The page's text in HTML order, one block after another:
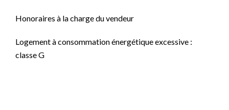
Honoraires à la charge du vendeur
Logement à consommation énergétique excessive :
classe G